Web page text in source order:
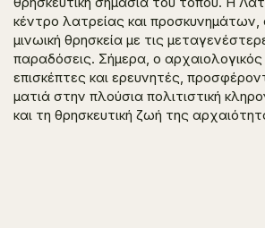
κέντρο λατρείας και
μινωική θρησκεία με τις
παραδόσεις. Σήμερα, ο
επισκέπτες και ερευνητές,
ματιά στην πλούσια πολιτιστική
και τη θρησκευτική ζωή της